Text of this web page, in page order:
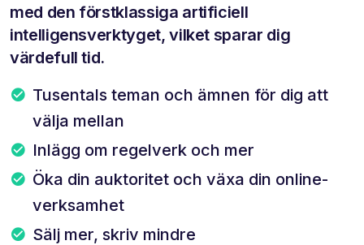
med den förstklassiga artificiell
intelligensverktyget, vilket sparar dig
värdefull tid.
Tusentals teman och ämnen för dig att
välja mellan
Inlägg om regelverk och mer
Öka din auktoritet och växa din online-
verksamhet
Sälj mer, skriv mindre